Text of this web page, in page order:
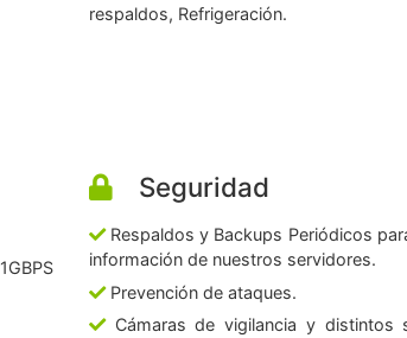
respaldos, Refrigeración.
Seguridad
Respaldos y Backups Periódicos
información de nuestros servidores.
Prevención de ataques.
Cámaras de vigilancia y distintos